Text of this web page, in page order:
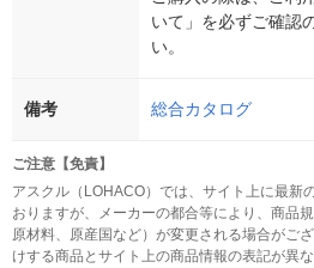
いて」を必ずご確認
い。
備考 総合カタログ
ご注意【免責】
アスクル（LOHACO）では、サイト上に最新
おりますが、メーカーの都合等により、商品
原材料、原産国など）が変更される場合がご
けする商品とサイト上の商品情報の表記が異